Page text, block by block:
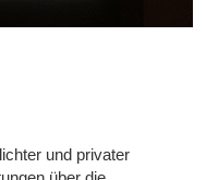
und privater